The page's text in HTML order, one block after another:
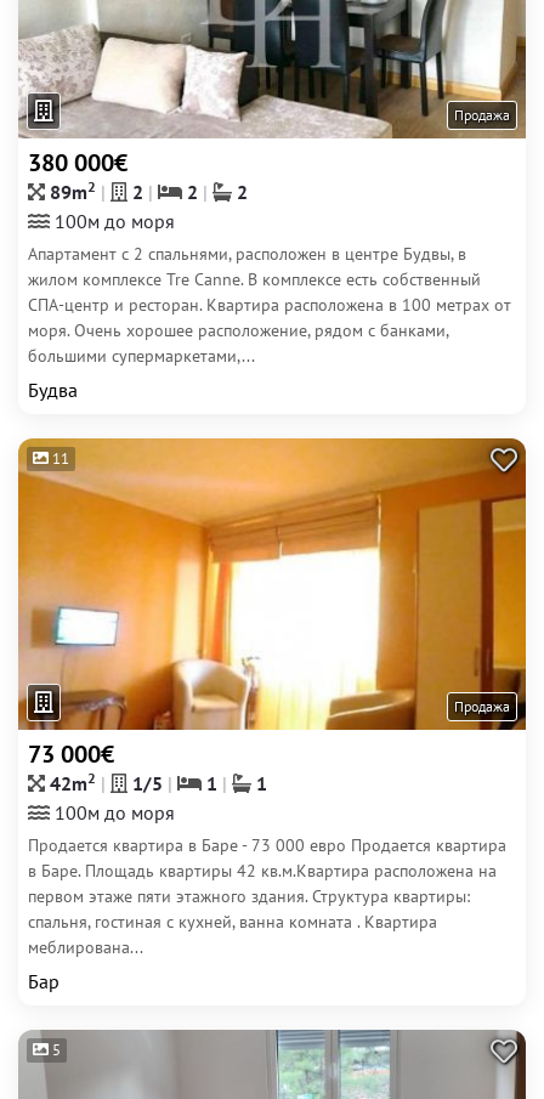
Продажа
380 000€
89m2 2 2
2
100м до моря
Апартамент с 2 спальнями, расположен в центре Будвы, в
жилом комплексе Tre Canne. В комплексе есть собственный
СПА-центр и ресторан. Квартира расположена в 100 метрах от
моря. Очень хорошее расположение, рядом с банками,
большими супермаркетами,...
Будва
11
Продажа
73 000€
42m2 1/5 1
1
100м до моря
Продается квартира в Баре - 73 000 евро Продается квартира
в Баре. Площадь квартиры 42 кв.м.Квартира расположена на
первом этаже пяти этажного здания. Структура квартиры:
спальня, гостиная с кухней, ванна комната . Квартира
меблирована...
Бар
5